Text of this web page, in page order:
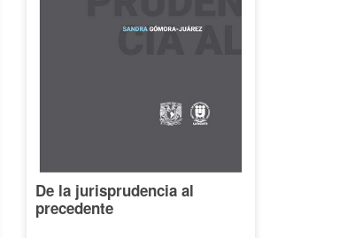
De la jurisprudencia al
precedente